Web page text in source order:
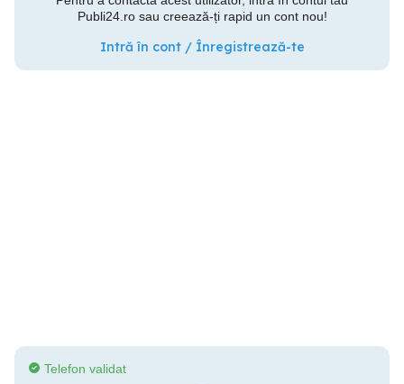
Publi24.ro sau creează-ți rapid un cont nou!
Intră în cont / Înregistrează-te
Telefon validat